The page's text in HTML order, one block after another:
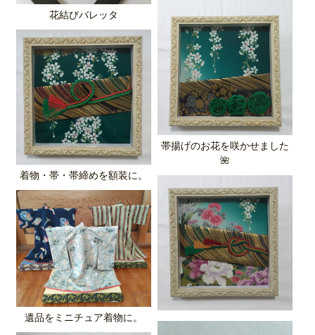
花結びバレッタ
帯揚げのお花を咲かせました
🌺
着物・帯・帯締めを額装に。
遺品をミニチュア着物に。